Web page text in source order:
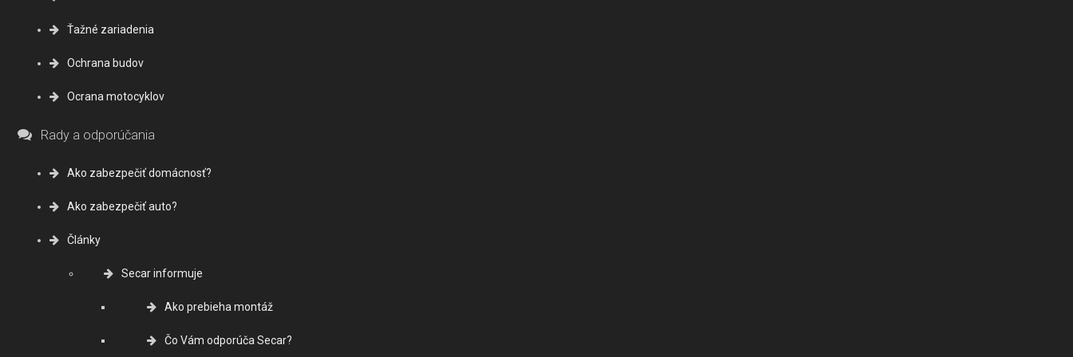
Ťažné zariadenia
Ochrana budov
Ocrana motocyklov
Rady a odporúčania
Ako zabezpečiť domácnosť?
Ako zabezpečiť auto?
Články
Secar informuje
Ako prebieha montáž
Čo Vám odporúča Secar?